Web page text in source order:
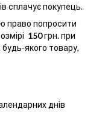
сплачує покупець.
право попросити
150грн. при
якого товару,
днів